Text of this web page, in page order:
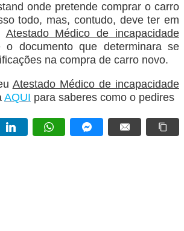
onde pretende comprar o carro
todo, mas, contudo, deve ter em
Atestado Médico de incapacidade
documento que determinara se
na compra de carro novo.
Atestado Médico de incapacidade
AQUI para saberes como o pedires